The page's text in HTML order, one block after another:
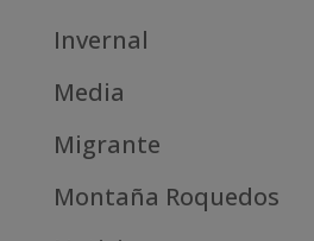
Invernal
Media
Migrante
Montaña Roquedos